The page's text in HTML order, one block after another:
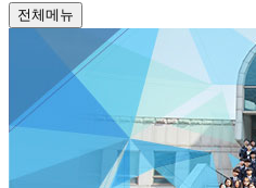
전체메뉴